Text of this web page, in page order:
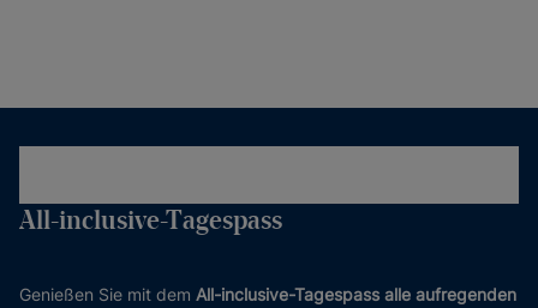
All-inclusive-Tagespass
Genießen Sie mit dem All-inclusive-Tagespass alle aufregenden